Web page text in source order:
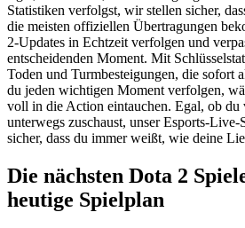
Statistiken verfolgst, wir stellen sicher,
die meisten offiziellen Übertragungen
2-Updates in Echtzeit verfolgen und
entscheidenden Moment. Mit
Toden und Turmbesteigungen, die sofort
du jeden wichtigen Moment verfolgen,
voll in die Action eintauchen. Egal, ob du
unterwegs zuschaust, unser Esports-
sicher, dass du immer weißt, wie deine
Die nächsten Dota 2
heutige Spielplan